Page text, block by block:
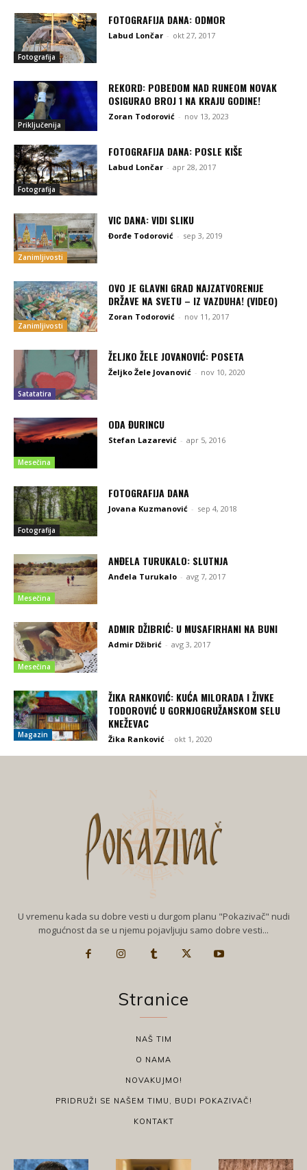
Fotografija
FOTOGRAFIJA DANA: ODMOR
Labud Lončar - okt 27, 2017
Priključenija
REKORD: POBEDOM NAD RUNEOM NOVAK
OSIGURAO BROJ 1 NA KRAJU GODINE!
Zoran Todorović - nov 13, 2023
Fotografija
FOTOGRAFIJA DANA: POSLE KIŠE
Labud Lončar - apr 28, 2017
Zanimljivosti
VIC DANA: VIDI SLIKU
Đorđe Todorović - sep 3, 2019
Zanimljivosti
OVO JE GLAVNI GRAD NAJZATVORENIJE
DRŽAVE NA SVETU – IZ VAZDUHA! (VIDEO)
Zoran Todorović - nov 11, 2017
Satatatira
ŽELJKO ŽELE JOVANOVIĆ: POSETA
Željko Žele Jovanović - nov 10, 2020
Mesečina
ODA ĐURINCU
Stefan Lazarević - apr 5, 2016
Fotografija
FOTOGRAFIJA DANA
Jovana Kuzmanović - sep 4, 2018
Mesečina
ANĐELA TURUKALO: SLUTNJA
Anđela Turukalo - avg 7, 2017
Mesečina
ADMIR DŽIBRIĆ: U MUSAFIRHANI NA BUNI
Admir Džibrić - avg 3, 2017
Magazin
ŽIKA RANKOVIĆ: KUĆA MILORADA I ŽIVKE
TODOROVIĆ U GORNJOGRUŽANSKOM SELU
KNEŽEVAC
Žika Ranković - okt 1, 2020
U vremenu kada su dobre vesti u durgom planu "Pokazivač" nudi
mogućnost da se u njemu pojavljuju samo dobre vesti...
Stranice
NAŠ TIM
O NAMA
NOVAKUJMO!
PRIDRUŽI SE NAŠEM TIMU, BUDI POKAZIVAČ!
KONTAKT